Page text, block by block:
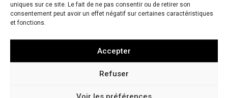
uniques sur ce site. Le fait de ne pas consentir ou de retirer son
consentement peut avoir un effet négatif sur certaines caractéristiques
et fonctions.
Accepter
Refuser
Meritech Capital Partners, Michael Baker, Michael Katz,
Morpheus Ventures, Mubadala Capital | Ventures US, Neil
Partners, OneTrust, Outset Medical, Palo Alto Networks,
Partner Fund Management, Perceptive Advisors, Polaris
Investments, PTC, Quadrille Capital , Qualcomm Ventures,
Redline Capital, Redpoint, Robert Francis, Roblox, Rodrigo